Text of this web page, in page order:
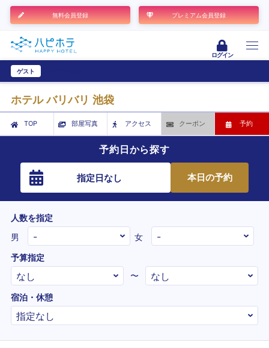
無料会員登録 プレミアム会員登録
ログイン
ゲスト
ホテル バリバリ 池袋
TOP 部屋写真 アクセス クーポン 予約
予約日から探す
指定日なし 本日の予約
人数を指定
男
女
予算指定
〜
宿泊・休憩